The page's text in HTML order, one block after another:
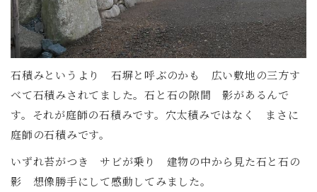
石積みというより 石塀と呼ぶのかも 広い敷地の三方す
べて石積みされてました。石と石の隙間 影があるんで
す。それが庭師の石積みです。穴太積みではなく まさに
庭師の石積みです。
いずれ苔がつき サビが乗り 建物の中から見た石と石の
影 想像勝手にして感動してみました。